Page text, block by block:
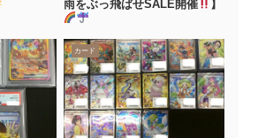
雨をぶっ飛ばせSALE開催
】
カード